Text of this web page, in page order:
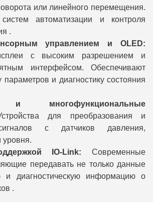
или линейного перемещения.
автоматизации и контроля
.
управлением и OLED:
с высоким разрешением и
интерфейсом. Обеспечивают
параметров и диагностику состояния
и многофункциональные
для преобразования и
с датчиков давления,
уровня.
IO-Link: Современные
передавать не только данные
и диагностическую информацию о
.